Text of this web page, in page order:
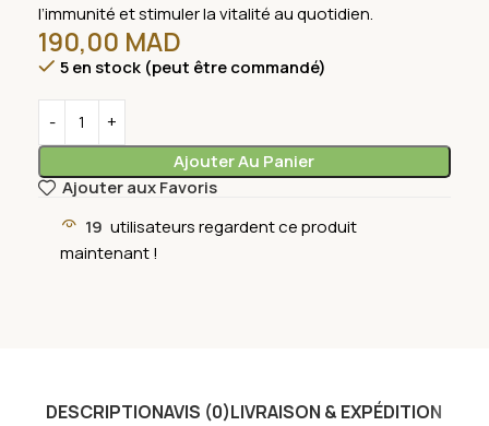
l’immunité et stimuler la vitalité au quotidien.
190,00 MAD
5 en stock (peut être commandé)
Ajouter Au Panier
Ajouter aux Favoris
19 utilisateurs regardent ce produit
maintenant !
DESCRIPTIONAVIS (0)LIVRAISON & EXPÉDITION